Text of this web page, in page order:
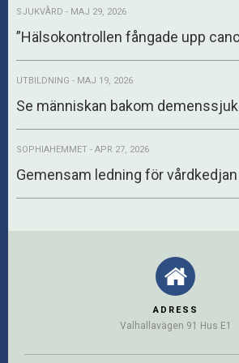
SJUKVÅRD - MAJ 29, 2026
”Hälsokontrollen fångade upp
UTBILDNING - MAJ 19, 2026
Se människan bakom
SOPHIAHEMMET - APR 27, 2026
Gemensam ledning för vårdkedjan
ADRESS
Valhallavägen 91 Hus E1